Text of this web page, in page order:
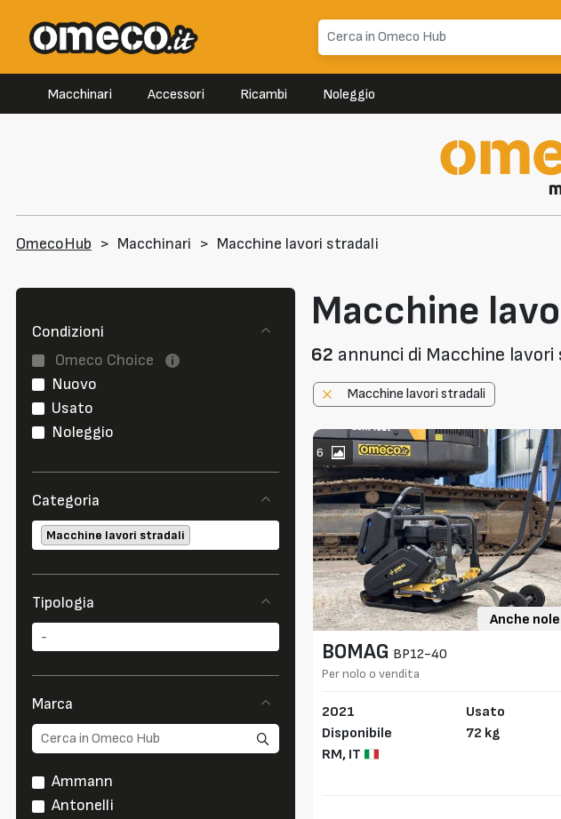
Macchinari Accessori Ricambi Noleggio
OmecoHub > Macchinari > Macchine lavori stradali
Condizioni
Omeco Choice
Nuovo
Usato
Noleggio
Categoria
Macchine lavori stradali
Tipologia
Marca
Ammann
Antonelli
Macchine
62 annunci di Macchine
Macchine lavori stradali
6
Anche
BOMAG BP12-40
Per nolo o vendita
2021
Disponibile
RM,IT
Usato
72 kg